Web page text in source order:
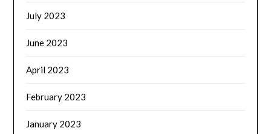
July 2023
June 2023
April 2023
February 2023
January 2023